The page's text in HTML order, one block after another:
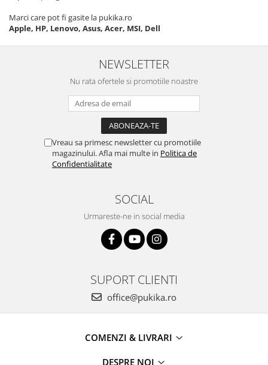
Marci care pot fi gasite la pukika.ro
Apple, HP, Lenovo, Asus, Acer, MSI, Dell
NEWSLETTER
Nu rata ofertele si promotiile noastre
Vreau sa primesc newsletter cu promotiile
magazinului. Afla mai multe in Politica de
Confidentialitate
SOCIAL
Urmareste-ne in social media
SUPORT CLIENTI
office@pukika.ro
COMENZI & LIVRARI
DESPRE NOI